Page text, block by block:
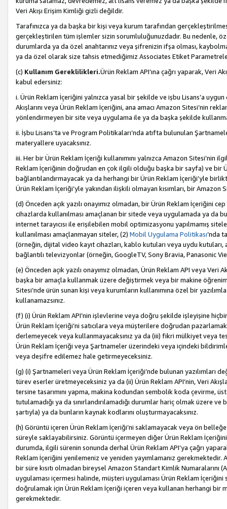
Veri Akışı Erişim Kimliği gizli değildir.
Tarafınızca ya da başka bir kişi veya kurum tarafından
gerçekleştirilen tüm işlemler sizin sorumluluğunuzdadır. Bu nedenle,
durumlarda ya da özel anahtarınız veya şifrenizin ifşa olması,
ya da özel olarak size tahsis etmediğimiz Associates Etiket
(c) Kullanım Gereklilikleri.Ürün Reklam API’ına çağrı yaparak, Veri
kabul edersiniz:
i. Ürün Reklam İçeriğini yalnızca yasal bir şekilde ve işbu Lisans’a uygun
Akışlarını veya Ürün Reklam İçeriğini, ana amacı Amazon Sitesi’nin
yönlendirmeyen bir site veya uygulama ile ya da başka şekilde
ii. İşbu Lisans’ta ve Program Politikaları’nda atıfta bulunulan
materyallere uyacaksınız.
iii. Her bir Ürün Reklam İçeriği kullanımını yalnızca Amazon
Reklam İçeriğinin doğrudan en çok ilgili olduğu başka bir sayfa) ve bir
bağlantılandırmayacak ya da herhangi bir Ürün Reklam İçeriği’yle
Ürün Reklam İçeriği’yle yakından ilişkili olmayan kısımları, bir Amazon
(d) Önceden açık yazılı onayımız olmadan, bir Ürün Reklam İçeriğini
cihazlarda kullanılması amaçlanan bir sitede veya uygulamada ya da
internet tarayıcısı ile erişilebilen mobil optimizasyonu yapılmamış
kullanılması amaçlanmayan siteler, (2) Mobil Uygulama Politikası’nda
(örneğin, dijital video kayıt cihazları, kablo kutuları veya uydu kutuları,
bağlantılı televizyonlar (örneğin, GoogleTV, Sony Bravia, Panasonic
(e) Önceden açık yazılı onayımız olmadan, Ürün Reklam API veya
başka bir amaçla kullanmak üzere değiştirmek veya bir makine
Sitesi’nde ürün sunan kişi veya kurumların kullanımına özel bir
kullanamazsınız.
(f) (i) Ürün Reklam API’nin işlevlerine veya doğru şekilde işleyişine
Ürün Reklam İçeriği’ni satıcılara veya müşterilere doğrudan
derlemeyecek veya kullanmayacaksınız ya da (iii) fikri mülkiyet veya
Ürün Reklam İçeriği veya Şartnameler üzerindeki veya içindeki
veya deşifre edilemez hale getirmeyeceksiniz.
(g) (i) Şartnameleri veya Ürün Reklam İçeriği’nde bulunan
türev eserler üretmeyeceksiniz ya da (ii) Ürün Reklam API’nin, Veri
tersine tasarımını yapma, makina kodundan sembolik koda çevirme,
tutulamadığı ya da sınırlandırılamadığı durumlar hariç olmak üzere
şartıyla) ya da bunların kaynak kodlarını oluşturmayacaksınız.
(h) Görüntü içeren Ürün Reklam İçeriği’ni saklamayacak veya ön
süreyle saklayabilirsiniz. Görüntü içermeyen diğer Ürün Reklam
durumda, ilgili sürenin sonunda derhal Ürün Reklam API’ya çağrı
Reklam İçeriğini yenilemeniz ve yeniden yayımlamanız gerekmektedir.
bir süre kısıtı olmadan bireysel Amazon Standart Kimlik Numaralarını
uygulaması içermesi halinde, müşteri uygulaması Ürün Reklam
doğrulamak için Ürün Reklam İçeriği içeren veya kullanan herhangi bir
gerekmektedir.